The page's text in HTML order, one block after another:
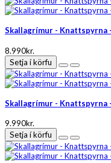
Skallagrímur - Knattspyrna
8.990kr.
Setja í körfu
Skallagrímur - Knattspyrna
9.990kr.
Setja í körfu